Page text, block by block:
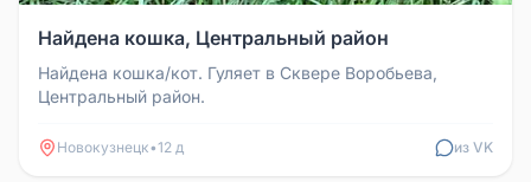
Найдена кошка, Центральный район
Найдена кошка/кот. Гуляет в Сквере Воробьева,
Центральный район.
Новокузнецк•12 д из VK